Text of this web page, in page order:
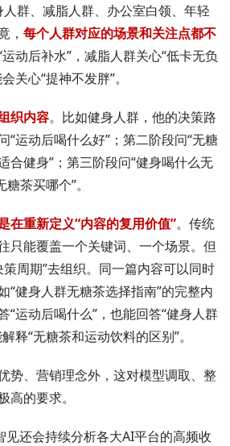
群、减脂人群、办公室白领、年轻
， 每个人群对应的场景和关注点都不
动后补水”，减脂人群关心“低卡无负
关心“提神不发胖”。
织内容。比如健身人群，他的决策路
“运动后喝什么好”；第二阶段问“无糖
合健身”；第三阶段问“健身喝什么无
茶买哪个”。
在重新定义“内容的复用价值”。传统
只能覆盖一个关键词、一个场景。但
周期”去组织。同一篇内容可以同时
“健身人群无糖茶选择指南”的完整内
“运动后喝什么”，也能回答“健身人群
释“无糖茶和运动饮料的区别”。
势、营销理念外，这对模型调取、整
高的要求。
见还会持续分析各大AI平台的高频收